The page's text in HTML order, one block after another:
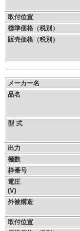
取付位置
標準価格（税別）
販売価格（税別）
メーカー名
品名
型 式
出力
極数
枠番号
電圧
(V)
外被構造
取付位置